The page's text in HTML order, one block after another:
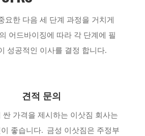
요한 다음 세 단계 과정을 거치게
어드바이징에 따라 각 단계에 필
성공적인 이사를 결정 합니다.
견적 문의
싼 가격을 제시하는 이삿짐 회사는
좋습니다. 금성 이삿짐은 주정부